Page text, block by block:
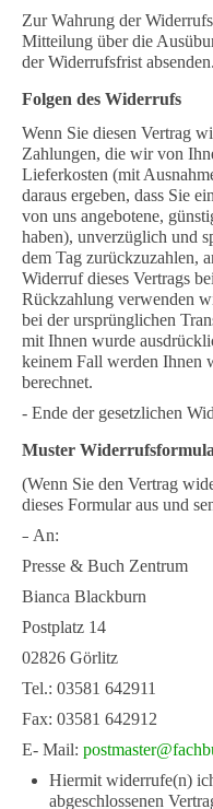
Zur Wahrung der
Mitteilung über die
der Widerrufsfrist absenden.
Folgen des Widerrufs
Wenn Sie diesen Vertrag
Zahlungen, die wir von
Lieferkosten (mit
daraus ergeben, dass Sie
von uns angebotene,
haben), unverzüglich und
dem Tag zurückzuzahlen,
Widerruf dieses Vertrags
Rückzahlung verwenden
bei der ursprünglichen
mit Ihnen wurde
keinem Fall werden Ihnen
berechnet.
- Ende der gesetzlichen
Muster
(Wenn Sie den Vertrag
dieses Formular aus und
– An:
Presse & Buch Zentrum
Bianca Blackburn
Postplatz 14
02826 Görlitz
Tel.: 03581 642911
Fax: 03581 642912
E- Mail:
Hiermit widerrufe(n)
abgeschlossenen